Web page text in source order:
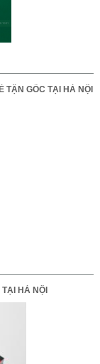
GỐC TẠI HÀ NỘI
HÀ NỘI